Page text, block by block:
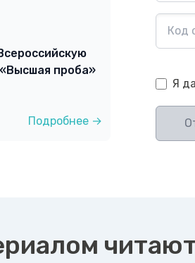
Я
проба»
Подробнее →